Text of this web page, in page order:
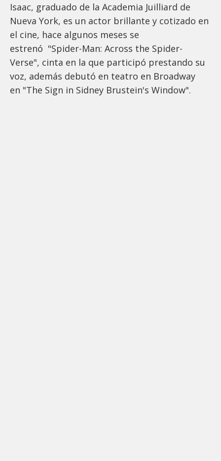
Isaac, graduado de la Academia Juilliard de
Nueva York, es un actor brillante y cotizado en
el cine, hace algunos meses se
estrenó "Spider-Man: Across the Spider-
Verse", cinta en la que participó prestando su
voz, además debutó en teatro en Broadway
en "The Sign in Sidney Brustein's Window".